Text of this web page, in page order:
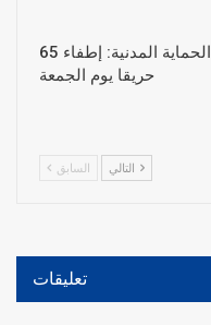
الحماية المدنية: إطفاء 65
حريقا يوم الجمعة
السابق
تعليقات